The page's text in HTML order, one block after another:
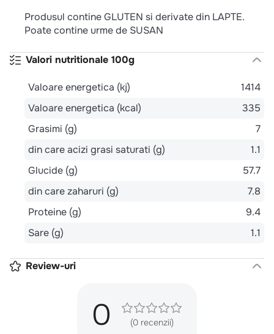
Produsul contine GLUTEN si derivate din LAPTE.
Poate contine urme de SUSAN
Valori nutritionale 100g
Valoare energetica (kj)
1414
Valoare energetica (kcal)
335
Grasimi (g)
7
din care acizi grasi saturati (g)
1.1
Glucide (g)
57.7
din care zaharuri (g)
7.8
Proteine (g)
9.4
Sare (g)
1.1
Review-uri
0 (0 recenzii)